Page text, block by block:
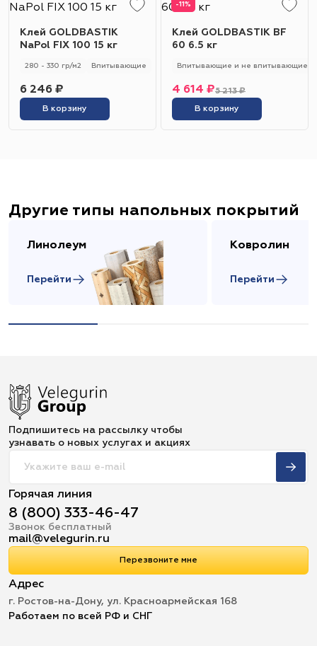
Клей GOLDBASTIK
NaPol FIX 100 15 кг
280 - 330 гр/м2 Впитывающие
6 246 ₽
В корзину
-11%
Клей GOLDBASTIK BF
60 6.5 кг
Впитывающие и не впитывающие
5 213 ₽
4 614 ₽
В корзину
Другие типы напольных покрытий
Линолеум
Перейти
Ковролин
Перейти
Подпишитесь на рассылку чтобы
узнавать о новых услугах и акциях
Горячая линия
8 (800) 333-46-47
Звонок бесплатный
mail@velegurin.ru
Перезвоните мне
Адрес
г. Ростов-на-Дону, ул. Красноармейская 168
Работаем по всей РФ и СНГ